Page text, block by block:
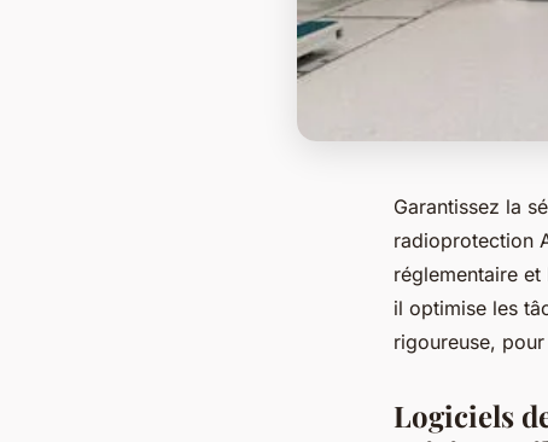
Garantissez la
radioprotection
réglementaire
il optimise les
rigoureuse,
Logiciels